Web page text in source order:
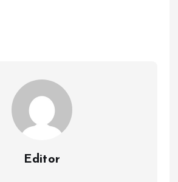
Editor